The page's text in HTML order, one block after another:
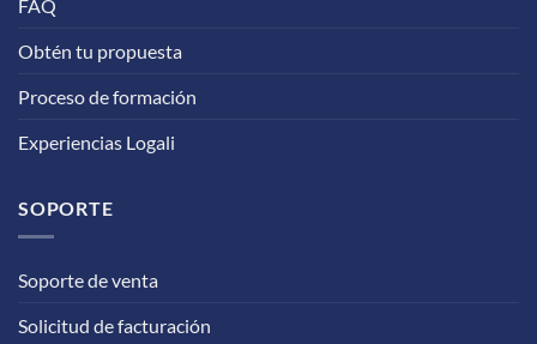
FAQ
Obtén tu propuesta
Proceso de formación
Experiencias Logali
SOPORTE
Soporte de venta
Solicitud de facturación